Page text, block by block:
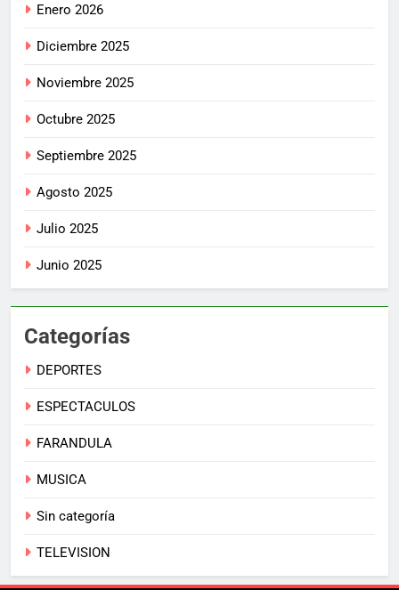
Enero 2026
Diciembre 2025
Noviembre 2025
Octubre 2025
Septiembre 2025
Agosto 2025
Julio 2025
Junio 2025
Categorías
DEPORTES
ESPECTACULOS
FARANDULA
MUSICA
Sin categoría
TELEVISION